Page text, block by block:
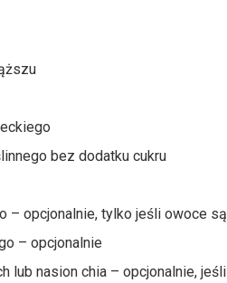
bez dodatku cukru
– opcjonalnie, tylko jeśli owoce są
– opcjonalnie
lub nasion chia – opcjonalnie,